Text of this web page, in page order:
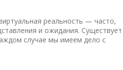
реальность — часто,
и ожидания. Существует
случае мы имеем дело с